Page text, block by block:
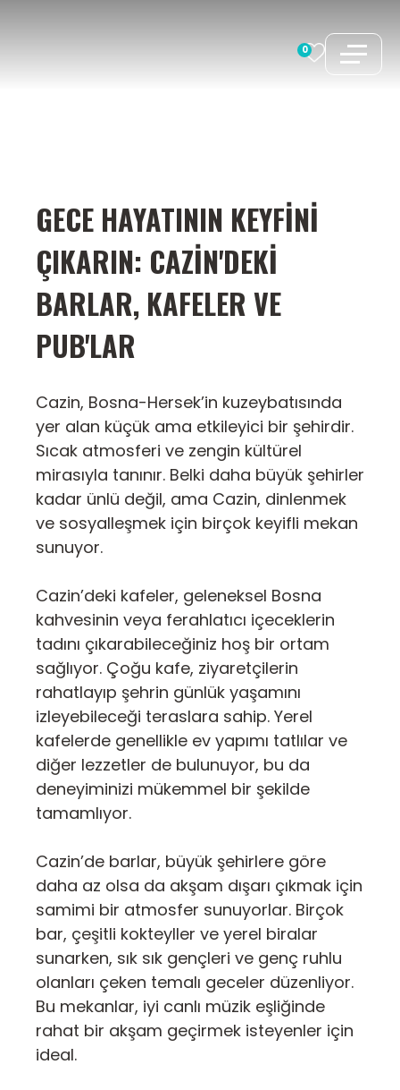
0
GECE HAYATININ KEYFINI
ÇIKARIN: CAZIN'DEKI
BARLAR, KAFELER VE
PUB'LAR
Cazin, Bosna-Hersek’in kuzeybatısında
yer alan küçük ama etkileyici bir şehirdir.
Sıcak atmosferi ve zengin kültürel
mirasıyla tanınır. Belki daha büyük şehirler
kadar ünlü değil, ama Cazin, dinlenmek
ve sosyalleşmek için birçok keyifli mekan
sunuyor.
Cazin’deki kafeler, geleneksel Bosna
kahvesinin veya ferahlatıcı içeceklerin
tadını çıkarabileceğiniz hoş bir ortam
sağlıyor. Çoğu kafe, ziyaretçilerin
rahatlayıp şehrin günlük yaşamını
izleyebileceği teraslara sahip. Yerel
kafelerde genellikle ev yapımı tatlılar ve
diğer lezzetler de bulunuyor, bu da
deneyiminizi mükemmel bir şekilde
tamamlıyor.
Cazin’de barlar, büyük şehirlere göre
daha az olsa da akşam dışarı çıkmak için
samimi bir atmosfer sunuyorlar. Birçok
bar, çeşitli kokteyller ve yerel biralar
sunarken, sık sık gençleri ve genç ruhlu
olanları çeken temalı geceler düzenliyor.
Bu mekanlar, iyi canlı müzik eşliğinde
rahat bir akşam geçirmek isteyenler için
ideal.